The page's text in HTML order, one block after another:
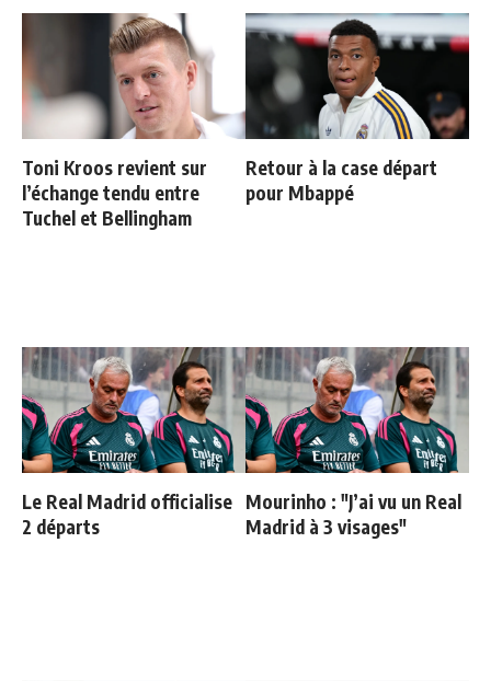
Toni Kroos revient sur
l’échange tendu entre
Tuchel et Bellingham
Retour à la case départ
pour Mbappé
Le Real Madrid officialise
2 départs
Mourinho : "J’ai vu un Real
Madrid à 3 visages"